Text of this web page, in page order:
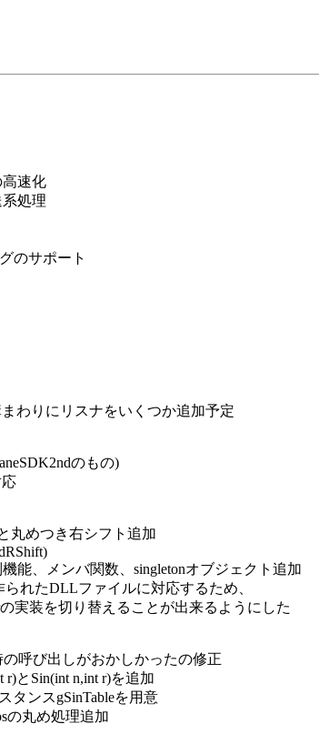
高速化
系処理
のサポート
まわりにリスナをいくつか追加予定
のもの)
応
丸めつき右シフト追加
機能、メンバ関数、singletonオブジェクト追加
られたDLLファイルに対応するため、
の実装を切り替えることが出来るようにした
の呼び出しがおかしかったの修正
r)とSin(int n,int r)を追加
タンスgSinTableを用意
の丸め処理追加